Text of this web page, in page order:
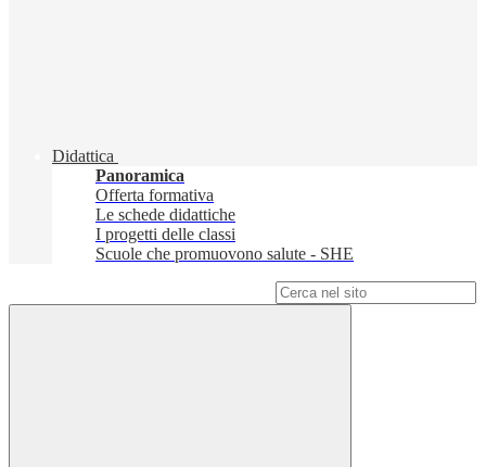
Didattica
Panoramica
Offerta formativa
Le schede didattiche
I progetti delle classi
Scuole che promuovono salute - SHE